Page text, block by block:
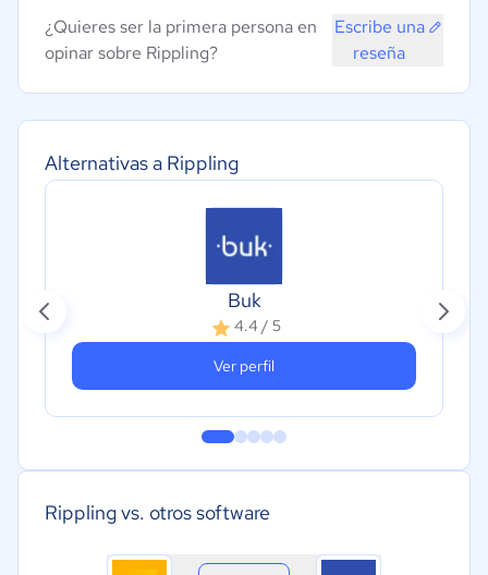
Alternativas a Rippling
Buk
4.4 / 5
Ver perfil
Rippling vs. otros software
¿Quieres ser la primera persona en
opinar sobre Rippling?
Escribe una
reseña